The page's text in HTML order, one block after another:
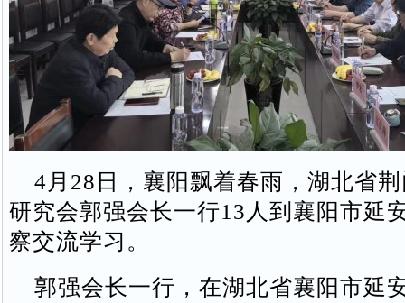
4月28日，襄阳飘着春雨，湖北省
研究会郭强会长一行13人到襄阳市延
察交流学习。
郭强会长一行，在湖北省襄阳市延